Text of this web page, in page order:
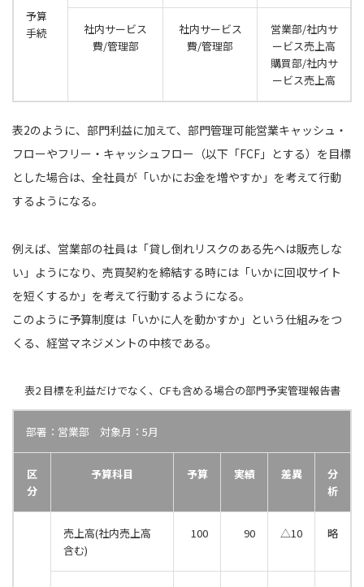
予算
手続
社内サービス
費/管理部
社内サービス
費/管理部
営業部/社内サ
ービス売上高
購買部/社内サ
ービス売上高
表2のように、部門利益に加えて、部門管理可能営業キャッシュ・
フローやフリー・キャッシュフロー（以下「FCF」とする）を目標
とした場合は、全社員が「いかにお金を増やすか」を考えて行動
するようになる。
例えば、営業部の社員は「貸し倒れリスクのある先へは販売しな
い」ようになり、売買契約を締結する時には「いかに回収サイト
を短くするか」を考えて行動するようになる。
このように予算制度は「いかに人を動かすか」という仕組みをつ
くる、経営マネジメントの中核である。
表2 目標を利益だけでなく、CFも含める場合の部門予実管理報告書
部署：営業部 対象月：5月
区
分
予算科目 予算 実績 差異
分
析
売上高(社内売上高
含む)
100 90 △10 略